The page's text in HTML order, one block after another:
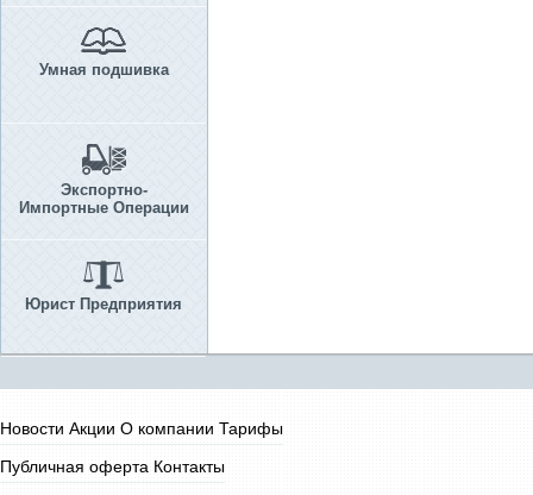
Умная подшивка
Экспортно-
Импортные Операции
Юрист Предприятия
Новости Акции О компании Тарифы
Публичная оферта Контакты